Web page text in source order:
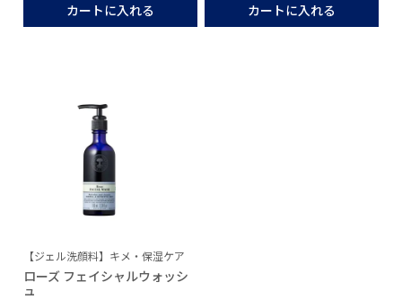
カートに入れる カートに入れる
【ジェル洗顔料】キメ・保湿ケア
ローズ フェイシャルウォッシ
ュ